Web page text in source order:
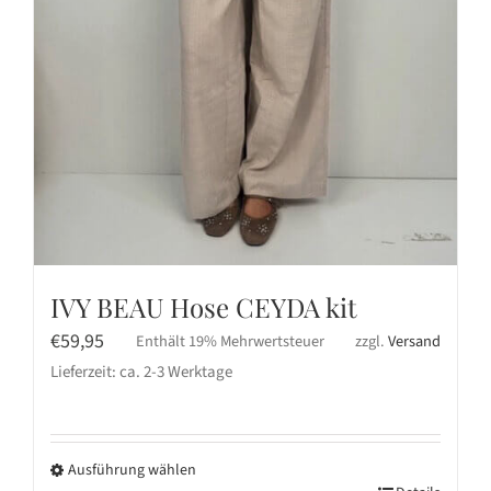
IVY BEAU Hose CEYDA kit
€59,95 Enthält 19% Mehrwertsteuer zzgl.Versand
Lieferzeit: ca. 2-3 Werktage
Ausführung wählen